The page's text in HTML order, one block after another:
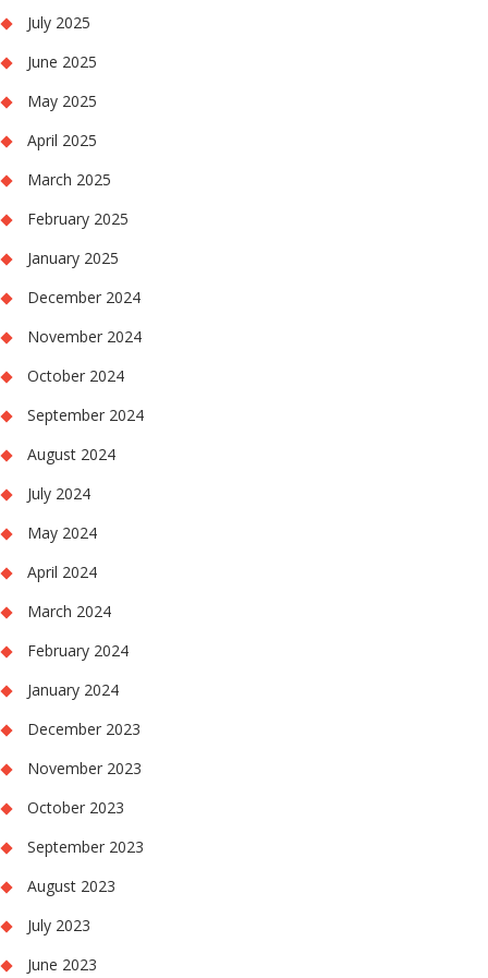
July 2025
June 2025
May 2025
April 2025
March 2025
February 2025
January 2025
December 2024
November 2024
October 2024
September 2024
August 2024
July 2024
May 2024
April 2024
March 2024
February 2024
January 2024
December 2023
November 2023
October 2023
September 2023
August 2023
July 2023
June 2023